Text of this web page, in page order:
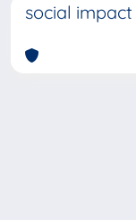
social impact